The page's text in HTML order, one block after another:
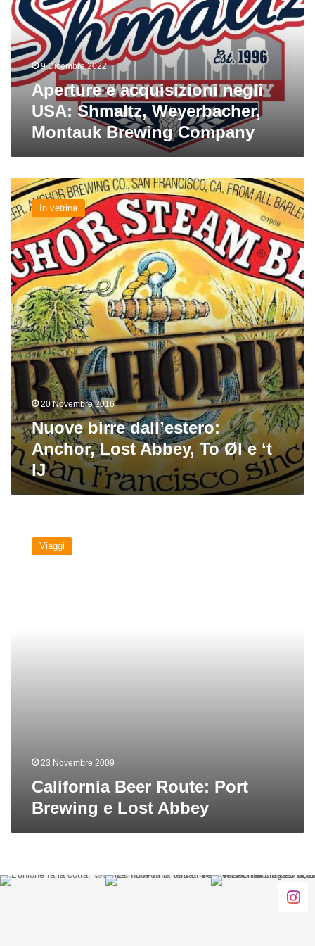
USA:
Shmaltz,
Weyerbacher,
Montauk
Brewing
Company
9 Dicembre 2022
Aperture e acquisizioni negli
USA: Shmaltz, Weyerbacher,
Montauk Brewing Company
Nuove
birre
dall’estero:
Anchor,
Lost
Abbey,
To
Øl
e
‘t
IJ
In vetrina
20 Novembre 2016
Nuove birre dall’estero:
Anchor, Lost Abbey, To Øl e ‘t
IJ
Route:
Viaggi
23 Novembre 2009
California Beer Route: Port
Brewing e Lost Abbey